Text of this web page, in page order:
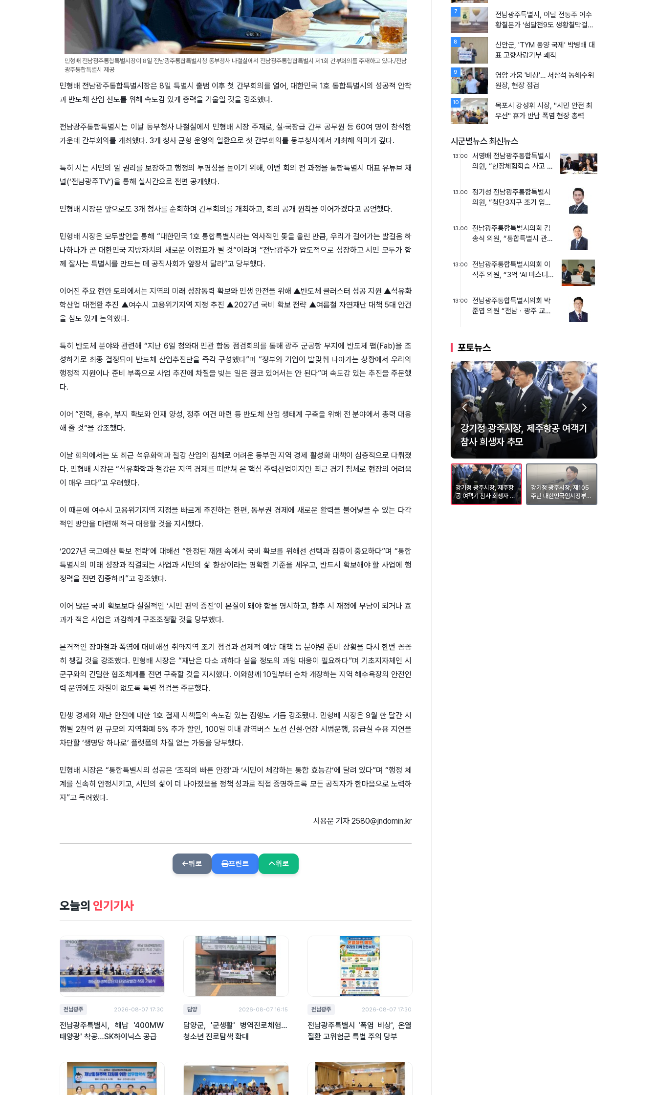
민형배 전남광주통합특별시장이 8일 전남광주통합특별시청 동부청사 나철실에서 전남광주통합합특별시 제1회 간부회의를 주재하고 있다./전남
광주통합특별시 제공
민형배 전남광주통합특별시장은 8일 특별시 출범 이후 첫 간부회의를 열어, 대한민국 1호 통합특별시의 성공적 안착
과 반도체 산업 선도를 위해 속도감 있게 총력을 기울일 것을 강조했다.
전남광주통합특별시는 이날 동부청사 나철실에서 민형배 시장 주재로, 실·국장급 간부 공무원 등 60여 명이 참석한
가운데 간부회의를 개최했다. 3개 청사 균형 운영의 일환으로 첫 간부회의를 동부청사에서 개최해 의미가 깊다.
특히 시는 시민의 알 권리를 보장하고 행정의 투명성을 높이기 위해, 이번 회의 전 과정을 통합특별시 대표 유튜브 채
널(‘전남광주TV’)을 통해 실시간으로 전면 공개했다.
민형배 시장은 앞으로도 3개 청사를 순회하며 간부회의를 개최하고, 회의 공개 원칙을 이어가겠다고 공언했다.
민형배 시장은 모두발언을 통해 “대한민국 1호 통합특별시라는 역사적인 돛을 올린 만큼, 우리가 걸어가는 발걸음 하
나하나가 곧 대한민국 지방자치의 새로운 이정표가 될 것”이라며 “전남광주가 압도적으로 성장하고 시민 모두가 함
께 잘사는 특별시를 만드는 데 공직사회가 앞장서 달라”고 당부했다.
이어진 주요 현안 토의에서는 지역의 미래 성장동력 확보와 민생 안전을 위해 ▲반도체 클러스터 성공 지원 ▲석유화
학산업 대전환 추진 ▲여수시 고용위기지역 지정 추진 ▲2027년 국비 확보 전략 ▲여름철 자연재난 대책 5대 안건
을 심도 있게 논의했다.
특히 반도체 분야와 관련해 “지난 6일 청와대 민관 합동 점검회의를 통해 광주 군공항 부지에 반도체 팹(Fab)을 조
성하기로 최종 결정되어 반도체 산업추진단을 즉각 구성했다”며 “정부와 기업이 발맞춰 나아가는 상황에서 우리의
행정적 지원이나 준비 부족으로 사업 추진에 차질을 빚는 일은 결코 있어서는 안 된다”며 속도감 있는 추진을 주문했
다.
이어 “전력, 용수, 부지 확보와 인재 양성, 정주 여건 마련 등 반도체 산업 생태계 구축을 위해 전 분야에서 총력 대응
해 줄 것”을 강조했다.
이날 회의에서는 또 최근 석유화학과 철강 산업의 침체로 어려운 동부권 지역 경제 활성화 대책이 심층적으로 다뤄졌
다. 민형배 시장은 “석유화학과 철강은 지역 경제를 떠받쳐 온 핵심 주력산업이지만 최근 경기 침체로 현장의 어려움
이 매우 크다”고 우려했다.
이 때문에 여수시 고용위기지역 지정을 빠르게 추진하는 한편, 동부권 경제에 새로운 활력을 불어넣을 수 있는 다각
적인 방안을 마련해 적극 대응할 것을 지시했다.
‘2027년 국고예산 확보 전략’에 대해선 “한정된 재원 속에서 국비 확보를 위해선 선택과 집중이 중요하다”며 “통합
특별시의 미래 성장과 직결되는 사업과 시민의 삶 향상이라는 명확한 기준을 세우고, 반드시 확보해야 할 사업에 행
정력을 전면 집중하라”고 강조했다.
이어 많은 국비 확보보다 실질적인 ‘시민 편익 증진’이 본질이 돼야 함을 명시하고, 향후 시 재정에 부담이 되거나 효
과가 적은 사업은 과감하게 구조조정할 것을 당부했다.
본격적인 장마철과 폭염에 대비해선 취약지역 조기 점검과 선제적 예방 대책 등 분야별 준비 상황을 다시 한번 꼼꼼
히 챙길 것을 강조했다. 민형배 시장은 “재난은 다소 과하다 싶을 정도의 과잉 대응이 필요하다”며 기초지자체인 시
군구와의 긴밀한 협조체계를 전면 구축할 것을 지시했다. 이와함께 10일부터 순차 개장하는 지역 해수욕장의 안전인
력 운영에도 차질이 없도록 특별 점검을 주문했다.
민생 경제와 재난 안전에 대한 1호 결재 시책들의 속도감 있는 집행도 거듭 강조됐다. 민형배 시장은 9월 한 달간 시
행될 2천억 원 규모의 지역화폐 5% 추가 할인, 100일 이내 광역버스 노선 신설·연장 시범운행, 응급실 수용 지연을
차단할 ‘생명망 하나로’ 플랫폼의 차질 없는 가동을 당부했다.
민형배 시장은 “통합특별시의 성공은 ‘조직의 빠른 안정’과 ‘시민이 체감하는 통합 효능감’에 달려 있다”며 “행정 체
계를 신속히 안정시키고, 시민의 삶이 더 나아졌음을 정책 성과로 직접 증명하도록 모든 공직자가 한마음으로 노력하
자”고 독려했다.
서용운 기자 2580@jndomin.kr
뒤로 프린트 위로
오늘의 인기기사
전남광주 2026-08-07 17:30
전남광주특별시, 해남 '400MW
태양광' 착공…SK하이닉스 공급
담양 2026-08-07 16:15
담양군, '군생활' 병역진로체험…
청소년 진로탐색 확대
전남광주 2026-08-07 17:30
전남광주특별시 '폭염 비상', 온열
질환 고위험군 특별 주의 당부
7
전남광주특별시, 이달 전통주 여수
황칠본가 ‘섬달천9도 생황칠막걸리’
8
신안군, 'TYM 동양 국제' 박병배 대
표 고향사랑기부 쾌척
9
영암 가뭄 '비상'… 서삼석 농해수위
원장, 현장 점검
10
목포시 강성휘 시장, "시민 안전 최
우선" 휴가 반납 폭염 현장 총력
시군별뉴스 최신뉴스
13:00
서영배 전남광주통합특별시
의원, “현장체험학습 사고 책
선...
13:00
정기성 전남광주통합특별시
의원, “첨단3지구 조기 입주,
13:00
전남광주통합특별시의회 김
송식 의원, “통합특별시 관광,
13:00
전남광주통합특별시의회 이
석주 의원, “3억 ‘AI 마스터플
13:00
전남광주통합특별시의회 박
준엽 의원 “전남ㆍ광주 교육
포토뉴스
광주&#8231;전남 설맞이 직거래
상생장터 성료
강기정 광주시장, 제주항공 여객기
참사 희생자 추모
강기정 광주시장, 제105주년 대한
민국임시정부수립 기념식 참석
강기정 광주광역시장, KIA타이거
즈 홈 개막전 시구
강기정 광주시장, 제주항
공 여객기 참사 희생자 추
모
강기정 광주시장, 제105
주년 대한민국임시정부수
립 기념식 참석